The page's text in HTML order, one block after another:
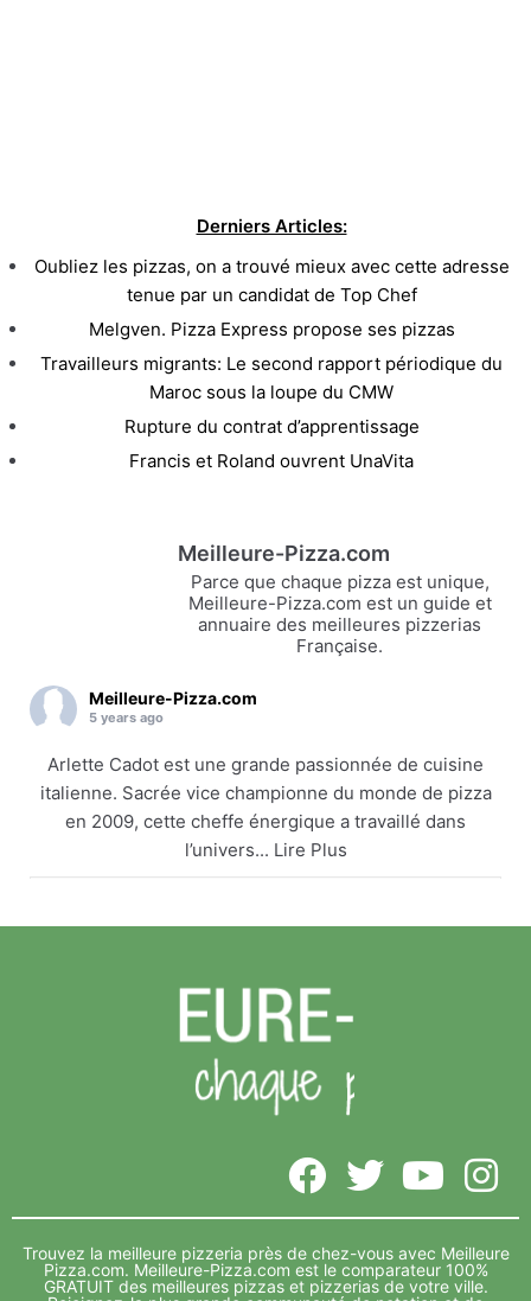
Derniers Articles:
Oubliez les pizzas, on a trouvé mieux avec cette adresse
tenue par un candidat de Top Chef
Melgven. Pizza Express propose ses pizzas
Travailleurs migrants: Le second rapport périodique du
Maroc sous la loupe du CMW
Rupture du contrat d’apprentissage
Francis et Roland ouvrent UnaVita
Meilleure-Pizza.com
Parce que chaque pizza est unique,
Meilleure-Pizza.com est un guide et
annuaire des meilleures pizzerias
Française.
Meilleure-Pizza.com
5 years ago
Arlette Cadot est une grande passionnée de cuisine
italienne. Sacrée vice championne du monde de pizza
en 2009, cette cheffe énergique a travaillé dans
l’univers... Lire Plus
meilleure-pizza.com
pizza en 2009, cette cheffe énergique a travaillé
dans l’univers... Lire Plus
Partager
Vide depuis de nombreux mois, l’ancien complexe Foot
3 indoor, sur la zone de Décathlon Lavau, va accueillir le
complexe... Lire Plus
Trouvez la meilleure pizzeria près de chez-vous avec Meilleure
Pizza.com. Meilleure-Pizza.com est le comparateur 100%
GRATUIT des meilleures pizzas et pizzerias de votre ville.